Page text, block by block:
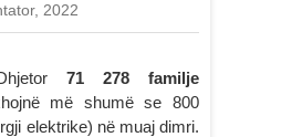
2022
71 278 familje
më shumë se 800
elektrike) në muaj dimri.